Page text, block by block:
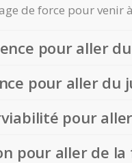
de force pour venir
pour aller
pour aller du
pour
pour aller de